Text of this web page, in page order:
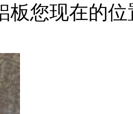
板您现在的